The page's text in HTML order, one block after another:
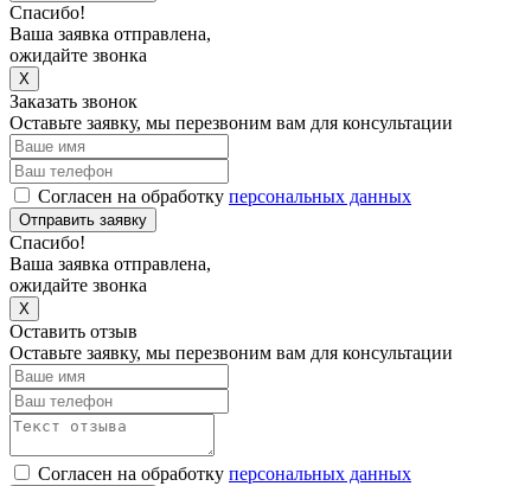
Спасибо!
Ваша заявка отправлена,
ожидайте звонка
X
Заказать звонок
Оставьте заявку, мы перезвоним вам для консультации
Согласен на обработку персональных данных
Отправить заявку
Спасибо!
Ваша заявка отправлена,
ожидайте звонка
X
Оставить отзыв
Оставьте заявку, мы перезвоним вам для консультации
Согласен на обработку персональных данных